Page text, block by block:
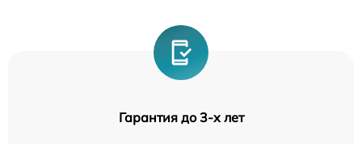
Гарантия до 3-х лет